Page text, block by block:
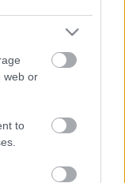
web or
to
5. blokk új